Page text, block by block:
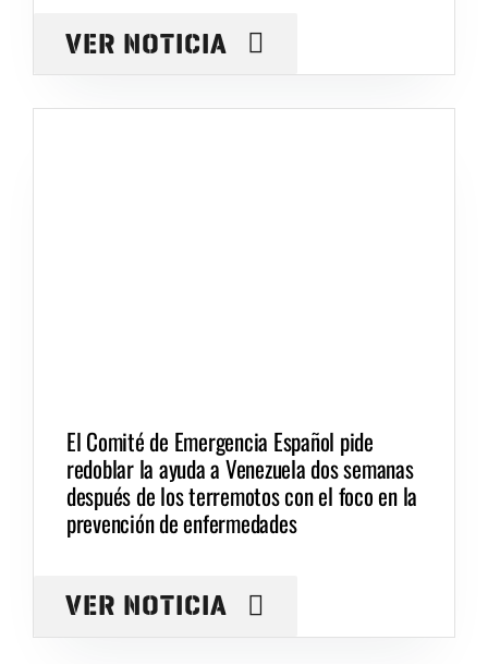
VER NOTICIA
El Comité de Emergencia Español pide
redoblar la ayuda a Venezuela dos semanas
después de los terremotos con el foco en la
prevención de enfermedades
VER NOTICIA